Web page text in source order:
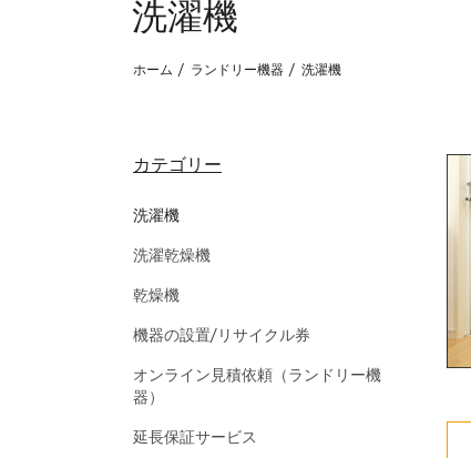
洗濯機
ホーム ランドリー機器 洗濯機
カテゴリー
洗濯機
洗濯乾燥機
乾燥機
機器の設置/リサイクル券
オンライン見積依頼（ランドリー機
器）
延長保証サービス